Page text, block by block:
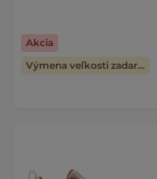
Akcia
Výmena veľkosti zadarmo